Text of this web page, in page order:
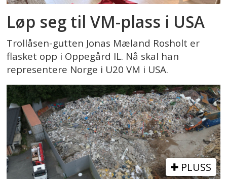
Løp seg til VM-plass i USA
Trollåsen-gutten Jonas Mæland Rosholt er
flasket opp i Oppegård IL. Nå skal han
representere Norge i U20 VM i USA.
PLUSS